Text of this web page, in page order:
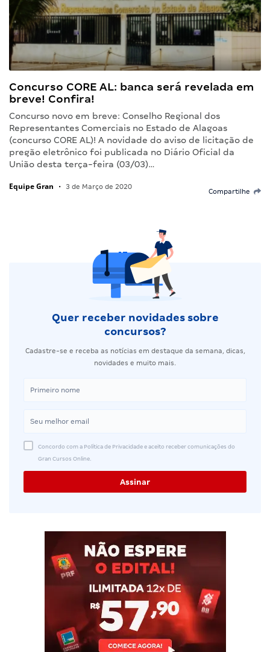
Concurso CORE AL: banca será revelada em
breve! Confira!
Concurso novo em breve: Conselho Regional dos
Representantes Comerciais no Estado de Alagoas
(concurso CORE AL)! A novidade do aviso de licitação de
pregão eletrônico foi publicada no Diário Oficial da
União desta terça-feira (03/03)…
Equipe Gran • 3 de Março de 2020
Compartilhe
Quer receber novidades sobre
concursos?
Cadastre-se e receba as notícias em destaque da semana, dicas,
novidades e muito mais.
Concordo com a Política de Privacidade e aceito receber comunicações do
Gran Cursos Online.